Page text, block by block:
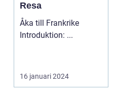
Resa
Åka till Frankrike
Introduktion: ...
16 januari 2024